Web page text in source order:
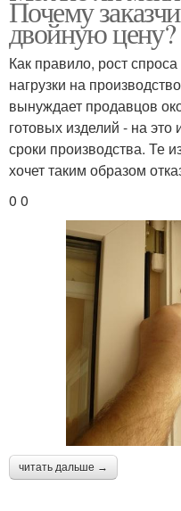
Почему
двойную цену?
Как правило, рост
нагрузки на
вынуждает продавцов
готовых изделий - на
сроки производства. Те
хочет таким образом
0 0
читать дальше →